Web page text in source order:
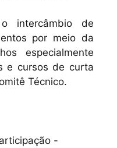
intercâmbio de
por meio da
especialmente
e cursos de curta
Técnico.
-